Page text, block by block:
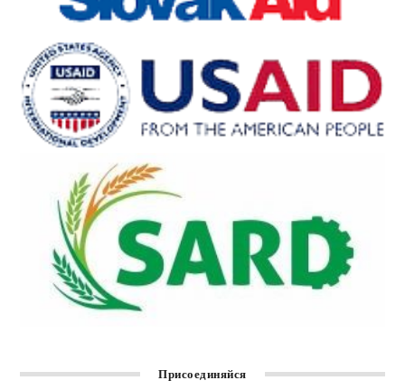
Присоединяйся